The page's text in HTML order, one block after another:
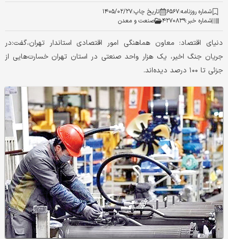
شماره روزنامه:۶۵۶۷ تاریخ چاپ:۱۴۰۵/۰۲/۲۷
شماره خبر:۴۲۷۰۸۳۹ صنعت و معدن
دنیای اقتصاد: معاون هماهنگی امور اقتصادی استاندار تهران،گفت:در
جریان جنگ اخیر، یک هزار واحد صنعتی در استان تهران خسارت‌هایی از
جزئی تا ۱۰۰ درصد دیده‌اند.